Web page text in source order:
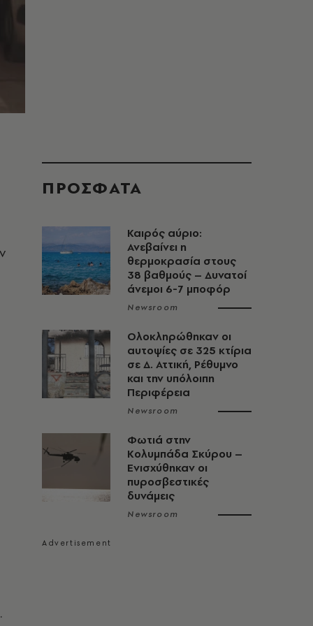
ΠΡΟΣΦΑΤΑ
Καιρός αύριο:
Ανεβαίνει η
θερμοκρασία στους
38 βαθμούς – Δυνατοί
άνεμοι 6-7 μποφόρ
Newsroom
Ολοκληρώθηκαν οι
αυτοψίες σε 325 κτίρια
σε Δ. Αττική, Ρέθυμνο
και την υπόλοιπη
Περιφέρεια
Newsroom
Φωτιά στην
Κολυμπάδα Σκύρου –
Ενισχύθηκαν οι
πυροσβεστικές
δυνάμεις
Newsroom